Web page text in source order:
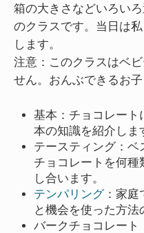
箱の大きさなどいろい
のクラスです。当日は
します。
注意：このクラスはベ
せん。おんぶできるお
基本：チョコレート
本の知識を紹介しま
テースティング：ベ
チョコレートを何
し合います。
テンパリング：家庭
と機会を使った方法
バークチョコレート